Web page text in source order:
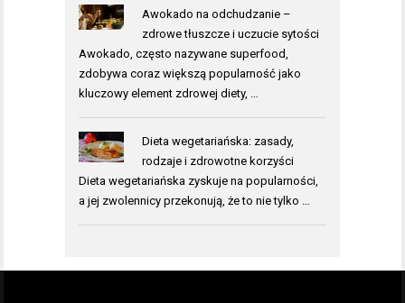
Awokado na odchudzanie –
zdrowe tłuszcze i uczucie sytości
Awokado, często nazywane superfood,
zdobywa coraz większą popularność jako
kluczowy element zdrowej diety, …
Dieta wegetariańska: zasady,
rodzaje i zdrowotne korzyści
Dieta wegetariańska zyskuje na popularności,
a jej zwolennicy przekonują, że to nie tylko …